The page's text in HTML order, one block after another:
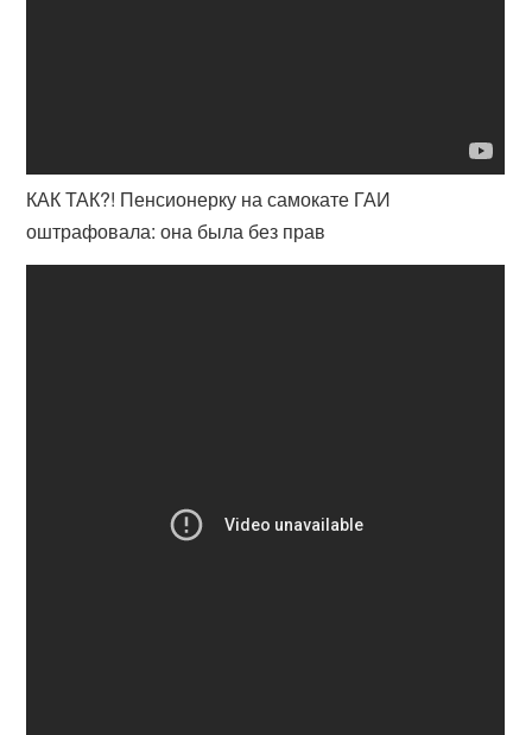
КАК ТАК?! Пенсионерку на самокате ГАИ
оштрафовала: она была без прав